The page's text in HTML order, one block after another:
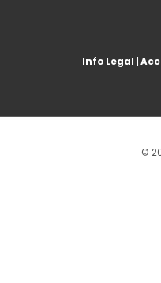
Info Legal
©